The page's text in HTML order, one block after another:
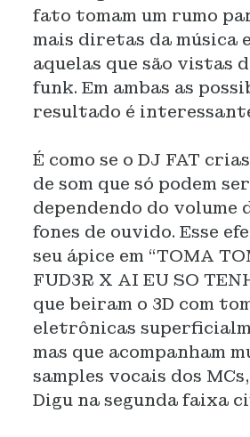
fato tomam um rumo
mais diretas da música
aquelas que são vistas
funk. Em ambas as
resultado é
É como se o DJ FAT
de som que só podem
dependendo do volume
fones de ouvido. Esse
seu ápice em “TOMA
FUD3R X AI EU SO
que beiram o 3D com
eletrônicas
mas que acompanham
samples vocais dos
Digu na segunda faixa